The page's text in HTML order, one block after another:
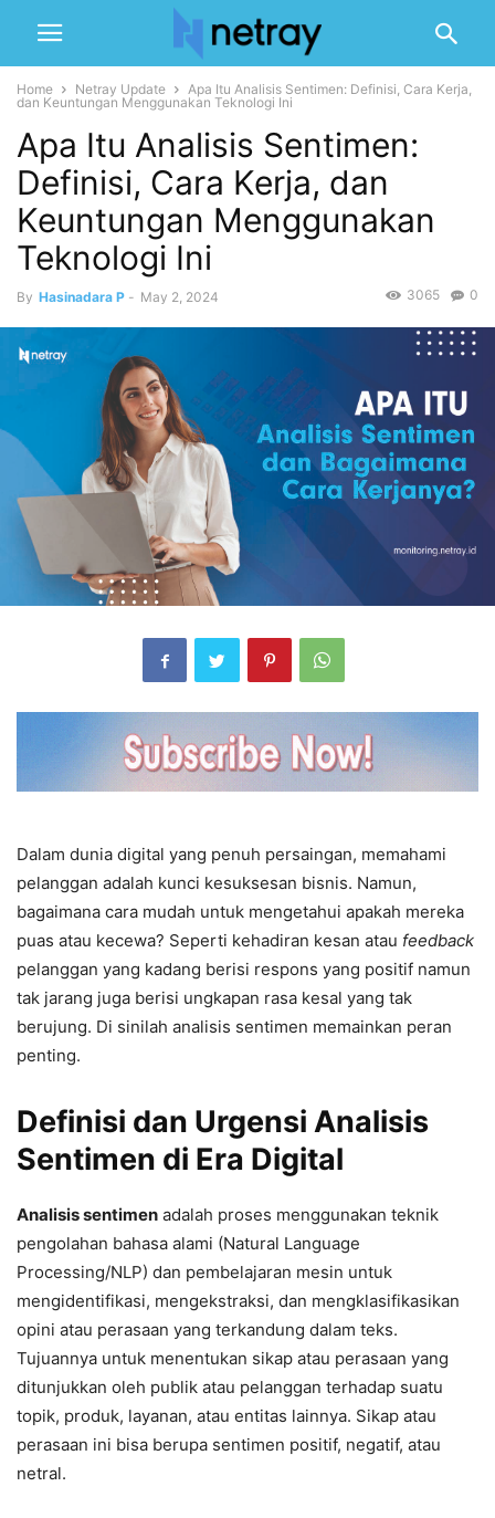
Home Netray Update
Apa Itu Analisis Sentimen: Definisi, Cara Kerja,
dan Keuntungan Menggunakan Teknologi Ini
Apa Itu Analisis Sentimen:
Definisi, Cara Kerja, dan
Keuntungan Menggunakan
Teknologi Ini
By Hasinadara P - May 2, 2024 0
3065
Dalam dunia digital yang penuh persaingan, memahami
pelanggan adalah kunci kesuksesan bisnis. Namun,
bagaimana cara mudah untuk mengetahui apakah mereka
puas atau kecewa? Seperti kehadiran kesan atau feedback
pelanggan yang kadang berisi respons yang positif namun
tak jarang juga berisi ungkapan rasa kesal yang tak
berujung. Di sinilah analisis sentimen memainkan peran
penting.
Definisi dan Urgensi Analisis
Sentimen di Era Digital
Analisis sentimen adalah proses menggunakan teknik
pengolahan bahasa alami (Natural Language
Processing/NLP) dan pembelajaran mesin untuk
mengidentifikasi, mengekstraksi, dan mengklasifikasikan
opini atau perasaan yang terkandung dalam teks.
Tujuannya untuk menentukan sikap atau perasaan yang
ditunjukkan oleh publik atau pelanggan terhadap suatu
topik, produk, layanan, atau entitas lainnya. Sikap atau
perasaan ini bisa berupa sentimen positif, negatif, atau
netral.